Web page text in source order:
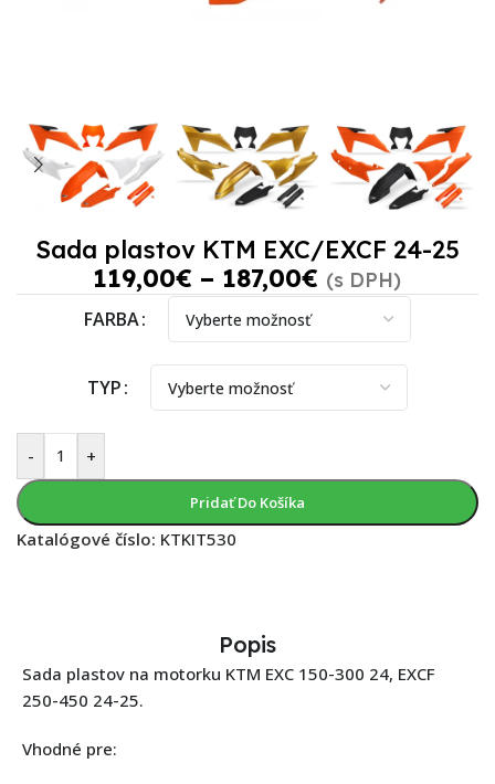
Sada plastov KTM EXC/EXCF 24-25
119,00€ – 187,00€ (s DPH)
FARBA
TYP
- +
Pridať Do Košíka
Katalógové číslo: KTKIT530
Popis
Sada plastov na motorku KTM EXC 150-300 24, EXCF
250-450 24-25.
Vhodné pre: